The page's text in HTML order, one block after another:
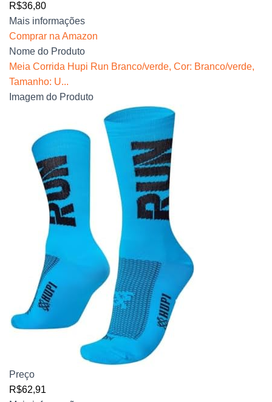
R$36,80
Mais informações
Comprar na Amazon
Nome do Produto
Meia Corrida Hupi Run Branco/verde, Cor: Branco/verde,
Tamanho: U...
Imagem do Produto
Preço
R$62,91